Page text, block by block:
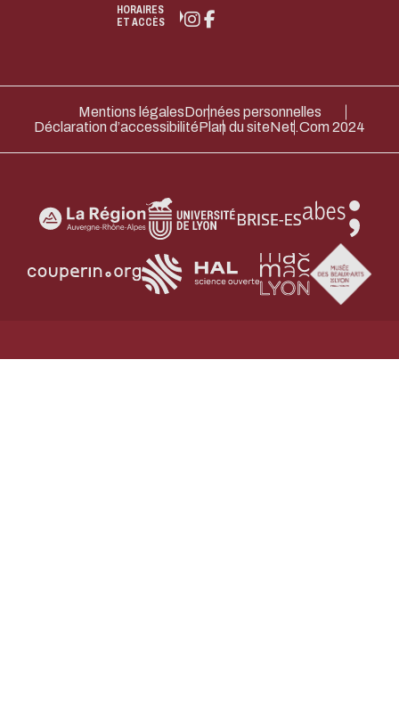
HORAIRES
ET ACCÈS
Mentions légalesDonnées personnelles
Déclaration d’accessibilitéPlan du siteNet.Com 2024